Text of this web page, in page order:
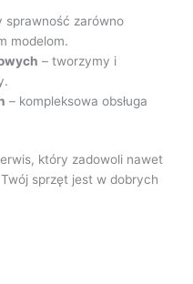
sprawność zarówno
modelom.
– tworzymy i
– kompleksowa obsługa
który zadowoli nawet
sprzęt jest w dobrych